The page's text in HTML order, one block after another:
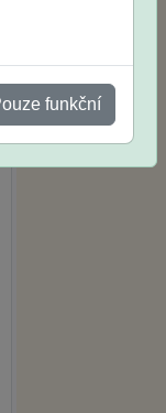
funkční